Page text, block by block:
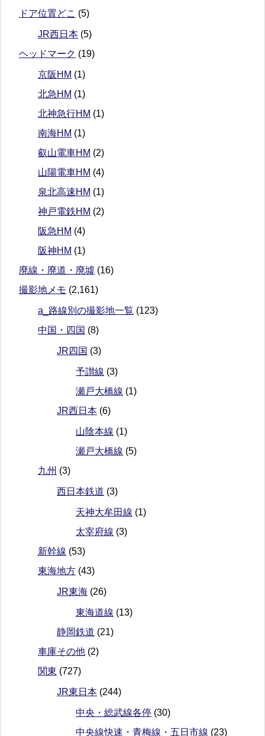
ドア位置どこ (5)
JR西日本 (5)
ヘッドマーク (19)
京阪HM (1)
北急HM (1)
北神急行HM (1)
南海HM (1)
叡山電車HM (2)
山陽電車HM (4)
泉北高速HM (1)
神戸電鉄HM (2)
阪急HM (4)
阪神HM (1)
廃線・廃道・廃墟 (16)
撮影地メモ (2,161)
a_路線別の撮影地一覧 (123)
中国・四国 (8)
JR四国 (3)
予讃線 (3)
瀬戸大橋線 (1)
JR西日本 (6)
山陰本線 (1)
瀬戸大橋線 (5)
九州 (3)
西日本鉄道 (3)
天神大牟田線 (1)
太宰府線 (3)
新幹線 (53)
東海地方 (43)
JR東海 (26)
東海道線 (13)
静岡鉄道 (21)
車庫その他 (2)
関東 (727)
JR東日本 (244)
中央・総武線各停 (30)
中央線快速・青梅線・五日市線 (23)